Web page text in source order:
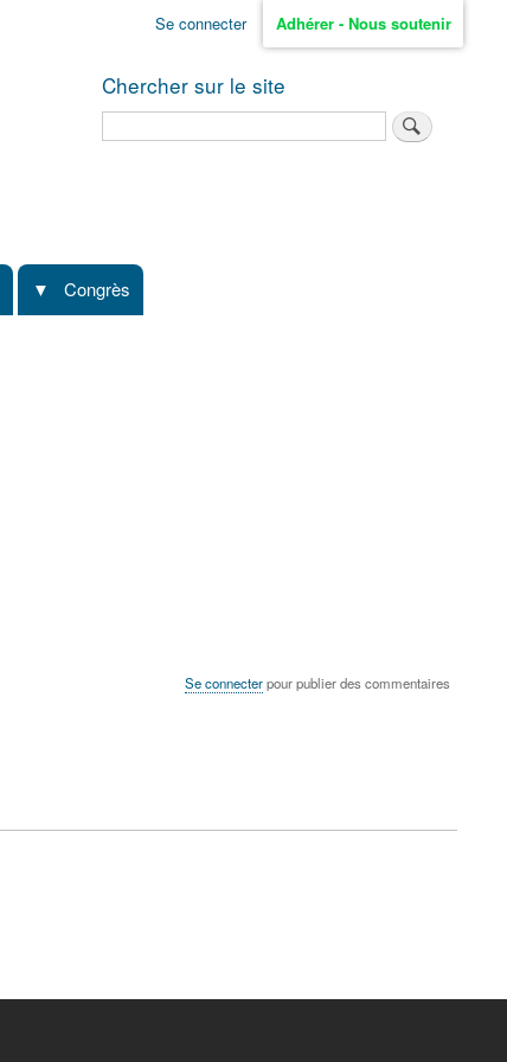
Se connecter Adhérer - Nous soutenir
Chercher sur le site
Congrès
Se connecterpour publier des commentaires